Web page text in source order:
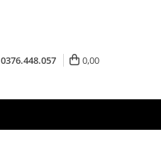
0376.448.057 0,00